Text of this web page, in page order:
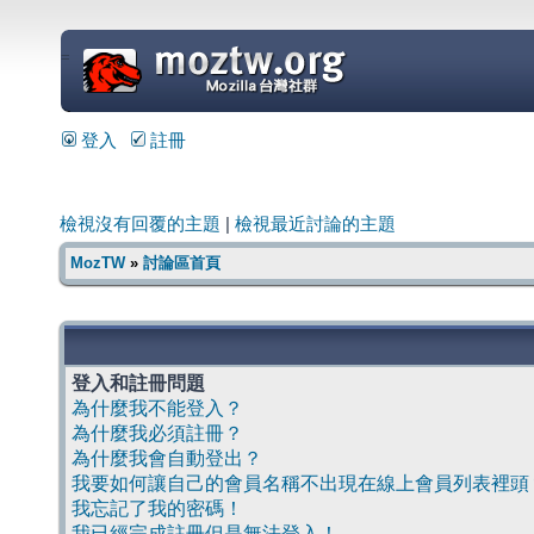
=
登入 註冊
檢視沒有回覆的主題 檢視最近討論的主題
MozTW» 討論區首頁
登入和註冊問題
為什麼我不能登入？
為什麼我必須註冊？
為什麼我會自動登出？
我要如何讓自己的會員名稱不出現在線上會員列表裡頭
我忘記了我的密碼！